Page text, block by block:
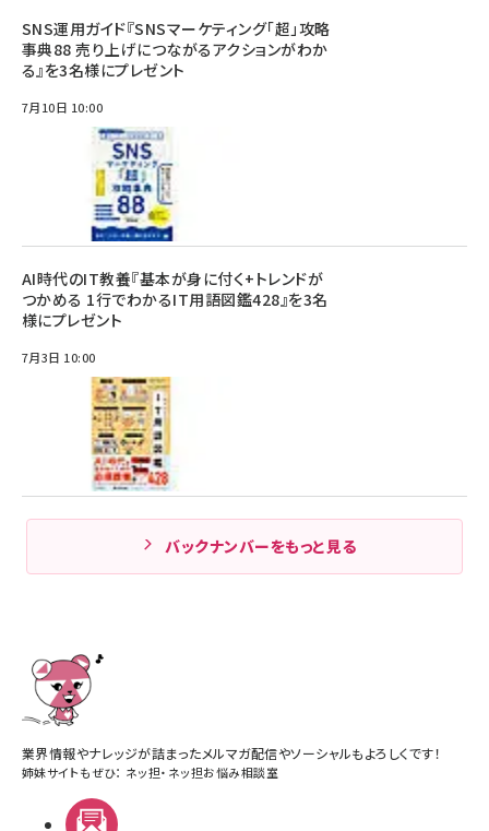
SNS運用ガイド『SNSマーケティング「超」攻略
事典88 売り上げにつながるアクションがわか
る』を3名様にプレゼント
7月10日 10:00
AI時代のIT教養『基本が身に付く+トレンドが
つかめる 1行でわかるIT用語図鑑428』を3名
様にプレゼント
7月3日 10:00
バックナンバーをもっと見る
業界情報やナレッジが詰まったメルマガ配信やソーシャルもよろしくです！
姉妹サイトもぜひ： ネッ担・ ネッ担お悩み相談室